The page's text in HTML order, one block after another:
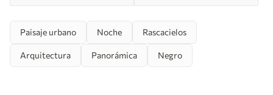
Paisaje urbano Noche Rascacielos
Arquitectura Panorámica Negro